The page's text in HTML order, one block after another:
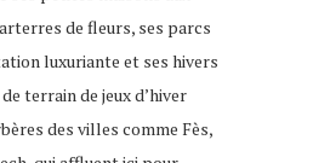
de fleurs, ses parcs
luxuriante et ses hivers
terrain de jeux d’hiver
des villes comme Fès,